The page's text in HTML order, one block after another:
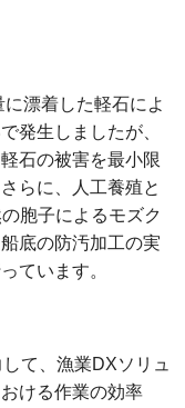
漂着した軽石によ
発生しましたが、
石の被害を最小限
らに、人工養殖と
胞子によるモズク
底の防汚加工の実
ています。
て、漁業DXソリュ
ける作業の効率